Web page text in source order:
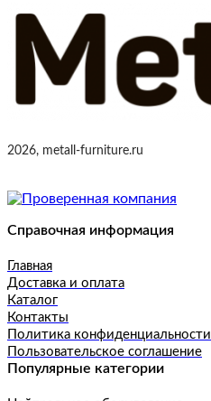
2026, metall-furniture.ru
Справочная информация
Главная
Доставка и оплата
Каталог
Контакты
Политика конфиденциальности
Пользовательское соглашение
Популярные категории